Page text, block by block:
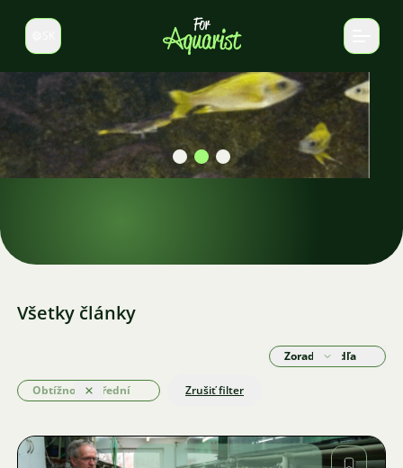
Prepnúť jazyk
Všetky články
Obtížnost: Střední
Odstrániť Zrušiť filter
Zoradiť podľa